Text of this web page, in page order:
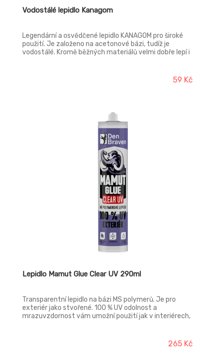
Vodostálé lepidlo Kanagom
Legendární a osvědčené lepidlo KANAGOM pro široké
použití. Je založeno na acetonové bázi, tudíž je
vodostálé. Kromě běžných materiálů velmi dobře lepí i
59 Kč
Lepidlo Mamut Glue Clear UV 290ml
Transparentní lepidlo na bázi MS polymerů. Je pro
exteriér jako stvořené. 100 % UV odolnost a
mrazuvzdornost vám umožní použití jak v interiérech,
265 Kč